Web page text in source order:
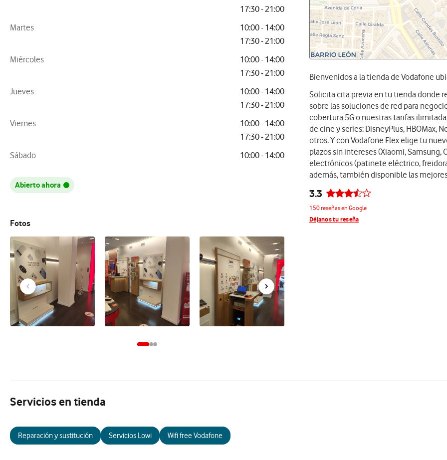
17:30 - 21:00
Martes
10:00 - 14:00
17:30 - 21:00
Miércoles
10:00 - 14:00
17:30 - 21:00
Jueves
10:00 - 14:00
17:30 - 21:00
Viernes
10:00 - 14:00
17:30 - 21:00
Sábado
10:00 - 14:00
Abierto ahora
Fotos
Bienvenidos a la tienda de Vodafone
Solicita cita previa en tu tienda donde
sobre las soluciones de red para
cobertura 5G o nuestras tarifas
de cine y series: DisneyPlus, HBOMax,
otros. Y con Vodafone Flex elige tu
plazos sin intereses (Xiaomi, Samsung,
electrónicos (patinete eléctrico,
además, también disponible las
3.3
150 reseñas en Google
Déjanos tu reseña
Servicios en tienda
Reparación y sustitución Servicios Lowi Wifi free Vodafone